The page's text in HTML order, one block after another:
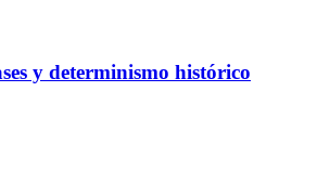
y determinismo histórico